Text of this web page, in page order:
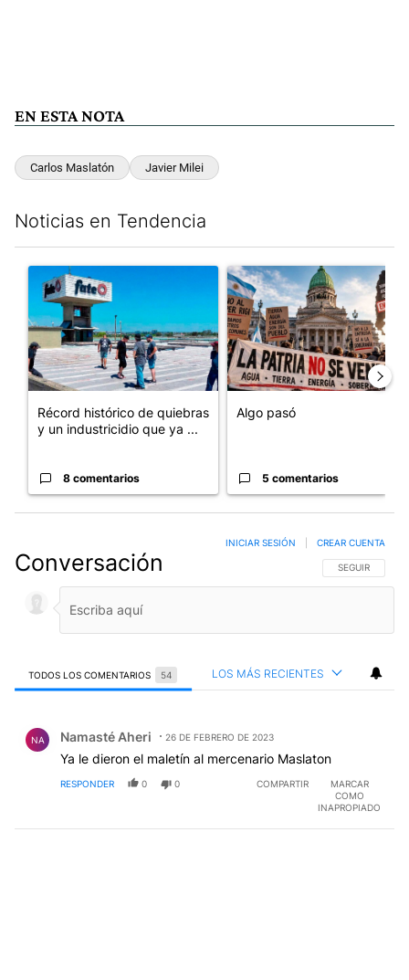
EN ESTA NOTA
Carlos Maslatón Javier Milei
Noticias en Tendencia
Un artículo de tendencia con el título "Récord histórico de
Récord histórico de quiebras
y un industricidio que ya ...
8 comentarios
Un artículo de tendencia con
Algo pasó
5 comentarios
Conversación SIGA ESTA
SEGUIR
INICIAR SESIÓN CREAR CUENTA
TODOS LOS COMENTARIOS 54 LOS MÁS RECIENTES
NA Namasté Aheri 26 DE FEBRERO DE 2023
Ya le dieron el maletín al mercenario Maslaton
RESPONDER 0 0 COMPARTIR
MARCAR
COMO
INAPROPIADO